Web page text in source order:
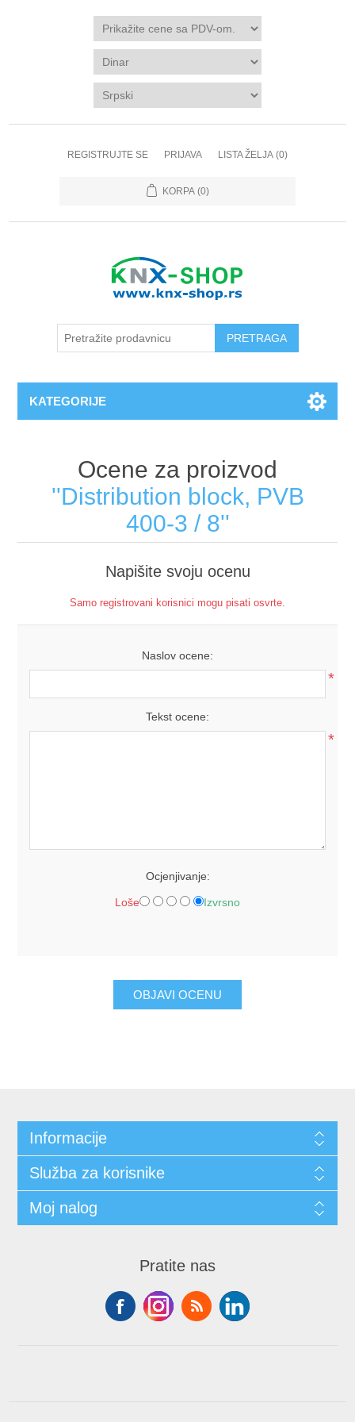
REGISTRUJTE SE PRIJAVA LISTA ŽELJA (0)
KORPA (0)
KATEGORIJE
Ocene za proizvod
Distribution block, PVB
400-3 / 8
Napišite svoju ocenu
Samo registrovani korisnici mogu pisati osvrte.
Naslov ocene:
*
Tekst ocene:
*
Ocjenjivanje:
Loše Izvrsno
Informacije
Služba za korisnike
Moj nalog
Pratite nas